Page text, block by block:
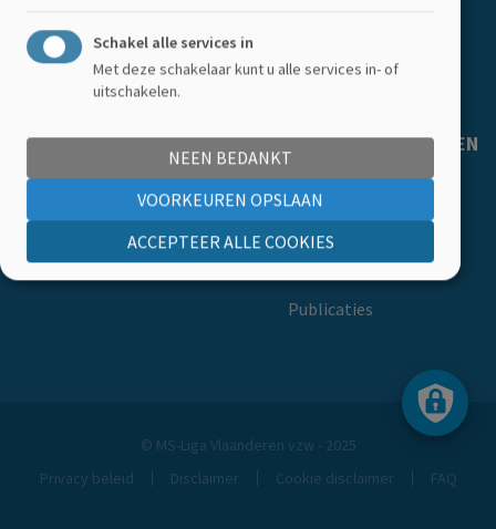
MS-LIGA VLAANDEREN
Over ons
Onze vacatures
Publicaties
Footer
© MS-Liga Vlaanderen vzw - 2025
Privacy beleid
Disclaimer Cookie disclaimer FAQ
Schakel alle services in
Met deze schakelaar kunt u alle services in- of
uitschakelen.
NEEN BEDANKT
VOORKEUREN OPSLAAN
ACCEPTEER ALLE COOKIES